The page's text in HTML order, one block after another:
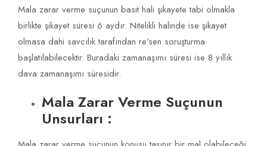
Mala zarar verme suçunun basit hali şikayete tabi olmakla
birlikte şikayet süresi 6 aydır. Nitelikli halinde ise şikayet
olmasa dahi savcılık tarafından re’sen soruşturma
başlatılabilecektir. Buradaki zamanaşımı süresi ise 8 yıllık
dava zamanaşımı süresidir.
Mala Zarar Verme Suçunun
Unsurları :